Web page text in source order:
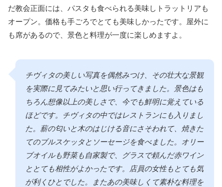
だ教会正面には、パスタも食べられる美味しトラットリアも
オープン。価格も手ごろでとても美味しかったです。屋外に
も席があるので、景色と料理が一度に楽しめますよ。
チヴィタの美しい写真を偶然みつけ、その壮大な景観
を実際に見てみたいと思い行ってきました。景色はも
ちろん想像以上の美しさで、今でも鮮明に覚えている
ほどです。チヴィタの中ではレストランにも入りまし
た。薪の匂いと木のはじける音にさそわれて、焼きた
てのブルスケッタとソーセージを食べました。オリー
ブオイルも野菜も自家製で、グラスで頼んだ赤ワイン
ととても相性がよかったです。店員の女性もとても気
が利くひとでした。またあの美味しくて素朴な料理を